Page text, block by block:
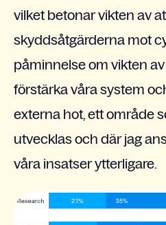
vilket betonar vikten av
skyddsåtgärderna mot
påminnelse om vikten
förstärka våra system
externa hot, ett område
utvecklas och där jag
våra insatser ytterligare.